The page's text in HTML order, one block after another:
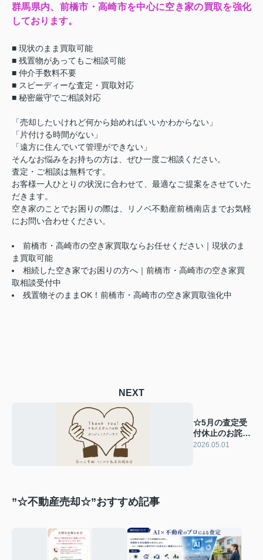
群馬県内、前橋市・高崎市を中心に空き家の買取を強化
しております。
■ 現状のまま買取可能
■ 残置物があってもご相談可能
■ 仲介手数料不要
■ スピーディーな査定・買取対応
■ 秘密厳守でご相談対応
「売却したいけれど何から始めればいいかわからない」
「片付ける時間がない」
「遠方に住んでいて管理ができない」
そんなお悩みをお持ちの方は、ぜひ一度ご相談ください。
査定・ご相談は無料です。
お客様一人ひとりの状況に合わせて、最適なご提案をさせていた
だきます。
空き家のことでお困りの際は、リノベ不動産前橋南店までお気軽
にお問い合わせください。
前橋市・高崎市の空き家買取ならお任せください｜現状のま
ま買取可能
相続した空き家でお困りの方へ｜前橋市・高崎市の空き家買
取相談受付中
残置物そのままOK！前橋市・高崎市の空き家買取強化中
NEXT
☆5月の査定受
付休止のお詫び
☆
2026.05.01
”☆不動産売却☆”おすすめ記事